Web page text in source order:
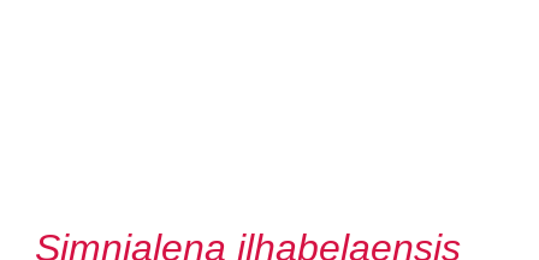
Simnialena ilhabelaensis